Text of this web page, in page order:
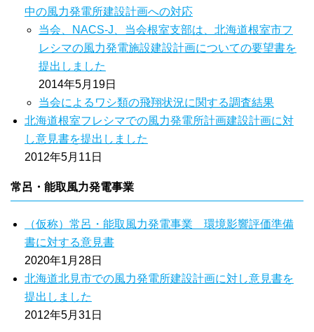
中の風力発電所建設計画への対応
当会、NACS-J、当会根室支部は、北海道根室市フ
レシマの風力発電施設建設計画についての要望書を
提出しました
2014年5月19日
当会によるワシ類の飛翔状況に関する調査結果
北海道根室フレシマでの風力発電所計画建設計画に対
し意見書を提出しました
2012年5月11日
常呂・能取風力発電事業
（仮称）常呂・能取風力発電事業 環境影響評価準備
書に対する意見書
2020年1月28日
北海道北見市での風力発電所建設計画に対し意見書を
提出しました
2012年5月31日